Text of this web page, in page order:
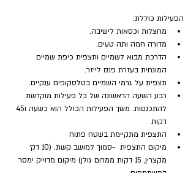
הפעילות כוללת:
מחצלות וכסאות לישיבה.
מדורה חמה ותה טעים.
הדרכת מבוא לשמיים ותצפית כיפת שמיים
המונחית בעזרת פנס לייזר.
תצפית על גרמי השמיים בטלסקופים ענקיים.
רבע השעה הראשונה של כל פעילות מוקדשת
דקות
התצפית מתקיימת בשטח פתוח
מיקום התצפית  -סמוך למושב קשת. (10 דק׳
מקצרין, 15 דקות ממרום גולן) מיקום מדוייק ימסר